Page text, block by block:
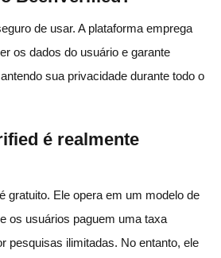
de usar. A plataforma emprega
os dados do usuário e garante
sua privacidade durante todo o
é realmente
gratuito. Ele opera em um modelo de
os usuários paguem uma taxa
pesquisas ilimitadas. No entanto, ele